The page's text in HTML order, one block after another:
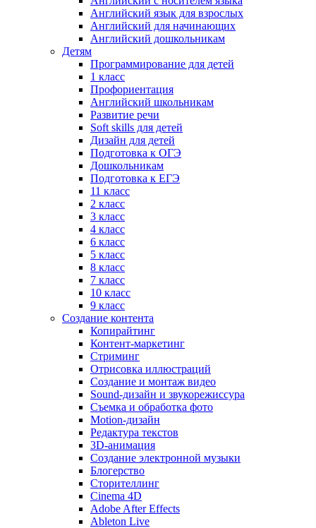
Английский язык для взрослых
Английский для начинающих
Английский дошкольникам
Детям
Программирование для детей
1 класс
Профориентация
Английский школьникам
Развитие речи
Soft skills для детей
Дизайн для детей
Подготовка к ОГЭ
Дошкольникам
Подготовка к ЕГЭ
11 класс
2 класс
3 класс
4 класс
6 класс
5 класс
8 класс
7 класс
10 класс
9 класс
Создание контента
Копирайтинг
Контент-маркетинг
Стриминг
Отрисовка иллюстраций
Создание и монтаж видео
Sound-дизайн и звукорежиссура
Съемка и обработка фото
Motion-дизайн
Редактура текстов
3D-анимация
Создание электронной музыки
Блогерство
Сторителлинг
Cinema 4D
Adobe After Effects
Ableton Live